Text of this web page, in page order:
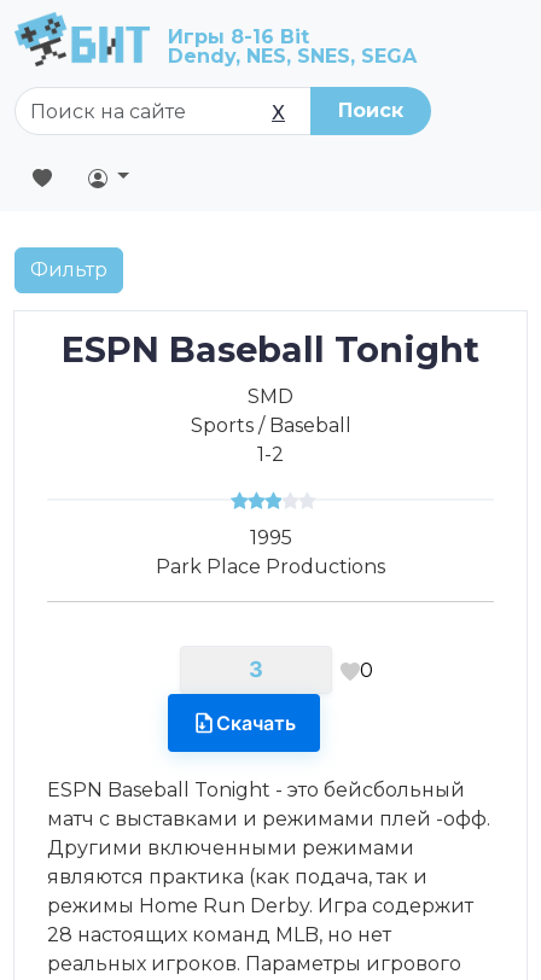
Игры 8-16 Bit
Dendy, NES, SNES, SEGA
Поиск
X
Фильтр
ESPN Baseball Tonight
SMD
Sports / Baseball
1-2
1995
Park Place Productions
Скачать
3 0
ESPN Baseball Tonight - это бейсбольный
матч с выставками и режимами плей -офф.
Другими включенными режимами
являются практика (как подача, так и
режимы Home Run Derby. Игра содержит
28 настоящих команд MLB, но нет
реальных игроков. Параметры игрового